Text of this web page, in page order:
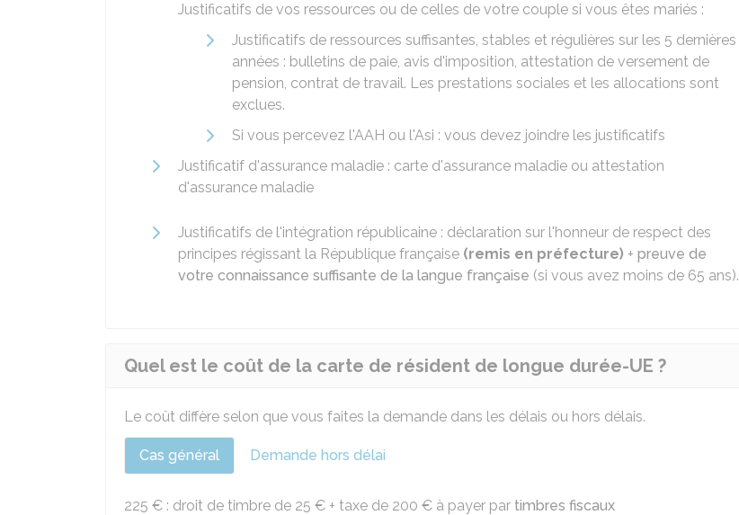
Justificatifs de vos ressources ou de celles de votre couple si vous êtes mariés :
Justificatifs de ressources suffisantes, stables et régulières sur les 5 dernières
années : bulletins de paie, avis d'imposition, attestation de versement de
pension, contrat de travail. Les prestations sociales et les allocations sont
exclues.
Si vous percevez l'AAH ou l'Asi : vous devez joindre les justificatifs
Justificatif d'assurance maladie : carte d'assurance maladie ou attestation
d'assurance maladie
Justificatifs de l'intégration républicaine : déclaration sur l'honneur de respect des
principes régissant la République française (remis en préfecture) + preuve de
votre connaissance suffisante de la langue française (si vous avez moins de 65 ans).
Quel est le coût de la carte de résident de longue durée-UE ?
Le coût diffère selon que vous faites la demande dans les délais ou hors délais.
Cas général Demande hors délai
225 € : droit de timbre de 25 € + taxe de 200 € à payer par timbres fiscaux